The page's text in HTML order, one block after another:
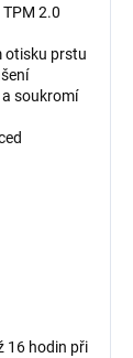
2.0
otisku prstu
soukromí
16 hodin při